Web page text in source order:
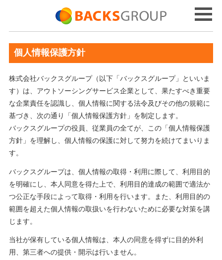
個人情報保護方針
株式会社バックスグループ（以下「バックスグループ」といいま
す）は、アウトソーシングサービス企業として、果たすべき重要
な企業責任を認識し、個人情報に関する法令及びその他の規範に
基づき、次の通り「個人情報保護方針」を制定します。
バックスグループの役員、従業員の全てが、この「個人情報保護
方針」を理解し、個人情報の保護に対して努力を続けてまいりま
す。
バックスグループは、個人情報の取得・利用に際して、利用目的
を明確にし、本人同意を得た上で、利用目的達成の範囲で適法か
つ公正な手段によって取得・利用を行います。また、利用目的の
範囲を超えた個人情報の取扱いを行わないために必要な対策を講
じます。
当社が保有している個人情報は、本人の同意を得ずに目的外利
用、第三者への提供・開示は行いません。